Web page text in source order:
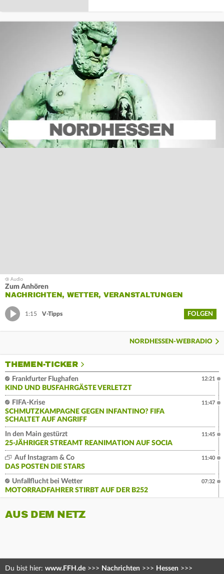
Zum Anhören
NACHRICHTEN, WETTER, VERANSTALTUNGEN
1:15 V-Tipps FOLGEN
NORDHESSEN-WEBRADIO
THEMEN-TICKER
Frankfurter Flughafen
KIND UND BUSFAHRGÄSTE VERLETZT
12:21
FIFA-Krise
SCHMUTZKAMPAGNE GEGEN INFANTINO? FIFA
SCHALTET AUF ANGRIFF
11:47
In den Main gestürzt
25-JÄHRIGER STREAMT REANIMATION AUF SOCIA
11:45
Auf Instagram & Co
DAS POSTEN DIE STARS
11:40
Unfallflucht bei Wetter
MOTORRADFAHRER STIRBT AUF DER B252
07:32
AUS DEM NETZ
Du bist hier: www.FFH.de >>> Nachrichten >>> Hessen >>>